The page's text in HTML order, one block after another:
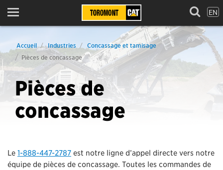
Menu EN
Accueil Industries
Concassage et tamisage
Pièces de concassage
Pièces de
concassage
Le 1-888-447-2787 est notre ligne d’appel directe vers notre
équipe de pièces de concassage. Toutes les commandes de